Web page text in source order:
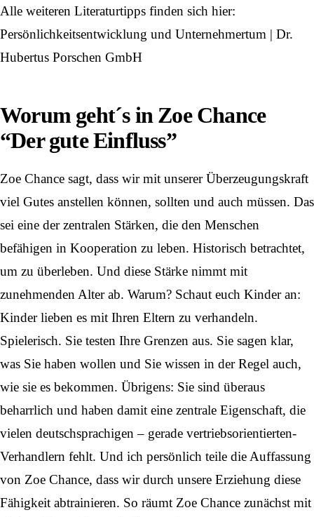
Alle weiteren Literaturtipps finden sich hier:
Persönlichkeitsentwicklung und Unternehmertum | Dr.
Hubertus Porschen GmbH
Worum geht´s in Zoe Chance
“Der gute Einfluss”
Zoe Chance sagt, dass wir mit unserer Überzeugungskraft
viel Gutes anstellen können, sollten und auch müssen. Das
sei eine der zentralen Stärken, die den Menschen
befähigen in Kooperation zu leben. Historisch betrachtet,
um zu überleben. Und diese Stärke nimmt mit
zunehmenden Alter ab. Warum? Schaut euch Kinder an:
Kinder lieben es mit Ihren Eltern zu verhandeln.
Spielerisch. Sie testen Ihre Grenzen aus. Sie sagen klar,
was Sie haben wollen und Sie wissen in der Regel auch,
wie sie es bekommen. Übrigens: Sie sind überaus
beharrlich und haben damit eine zentrale Eigenschaft, die
vielen deutschsprachigen – gerade vertriebsorientierten-
Verhandlern fehlt. Und ich persönlich teile die Auffassung
von Zoe Chance, dass wir durch unsere Erziehung diese
Fähigkeit abtrainieren. So räumt Zoe Chance zunächst mit